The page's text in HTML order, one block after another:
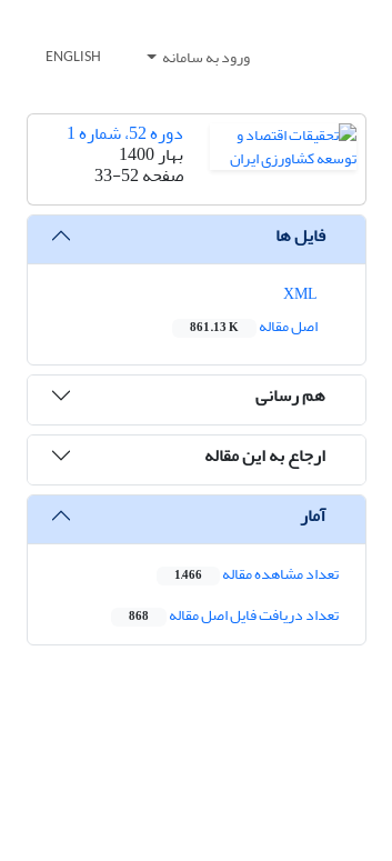
ورود به سامانه ENGLISH
دوره 52، شماره 1
بهار 1400
صفحه33-52
فایل ها
اصل مقاله
861.13 K
هم رسانی
ارجاع به این مقاله
آمار
تعداد مشاهده مقاله 1,466
تعداد دریافت فایل اصل مقاله 868